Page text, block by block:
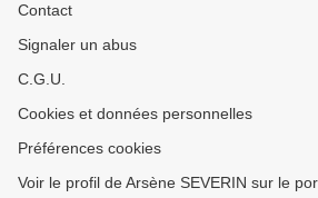
Contact
Signaler un abus
C.G.U.
Cookies et données personnelles
Préférences cookies
Voir le profil de Arsène SEVERIN sur le